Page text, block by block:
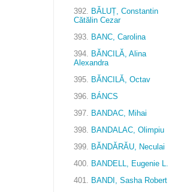
392. BĂLUȚ, Constantin
Cătălin Cezar
393. BANC, Carolina
394. BĂNCILĂ, Alina
Alexandra
395. BĂNCILĂ, Octav
396. BÁNCS
397. BANDAC, Mihai
398. BANDALAC, Olimpiu
399. BĂNDĂRĂU, Neculai
400. BANDELL, Eugenie L.
401. BANDI, Sasha Robert